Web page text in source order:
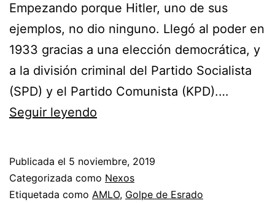
Empezando porque Hitler, uno de sus
ejemplos, no dio ninguno. Llegó al poder en
1933 gracias a una elección democrática, y
a la división criminal del Partido Socialista
(SPD) y el Partido Comunista (KPD).…
Seguir leyendo
Publicada el 5 noviembre, 2019
Categorizada como Nexos
Etiquetada como AMLO, Golpe de Esrado